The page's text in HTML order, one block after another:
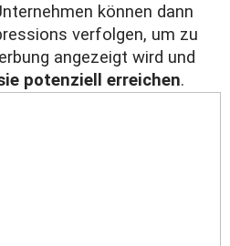
können dann
verfolgen, um zu
angezeigt wird und
potenziell erreichen.